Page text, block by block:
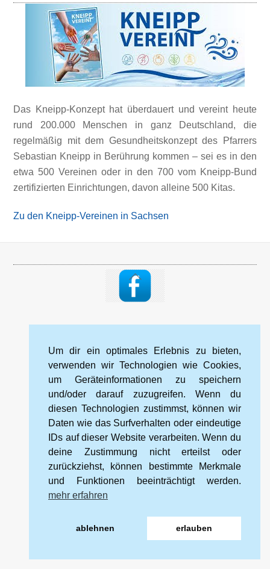
Das Kneipp-Konzept hat überdauert und vereint heute
rund 200.000 Menschen in ganz Deutschland, die
regelmäßig mit dem Gesundheitskonzept des Pfarrers
Sebastian Kneipp in Berührung kommen – sei es in den
etwa 500 Vereinen oder in den 700 vom Kneipp-Bund
zertifizierten Einrichtungen, davon alleine 500 Kitas.
Zu den Kneipp-Vereinen in Sachsen
Back
To
Top
Cookie-Richtlinie (EU)
Kneipp-Bund Landesverband Sachsen e. V.
Wehlener Straße 46
01067 Dresden
Tel.: 0351 328 99 88 2
Mobil: 0172 566 94 16
Internet:www.kneipp-sachsen.de
Um dir ein optimales Erlebnis zu bieten,
verwenden wir Technologien wie Cookies,
um Geräteinformationen zu speichern
und/oder darauf zuzugreifen. Wenn du
diesen Technologien zustimmst, können wir
Daten wie das Surfverhalten oder eindeutige
IDs auf dieser Website verarbeiten. Wenn du
deine Zustimmung nicht erteilst oder
zurückziehst, können bestimmte Merkmale
und Funktionen beeinträchtigt werden.
mehr erfahren
ablehnen erlauben